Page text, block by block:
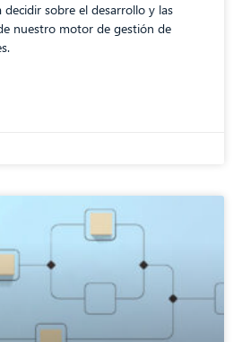
sobre el desarrollo y las
nuestro motor de gestión de